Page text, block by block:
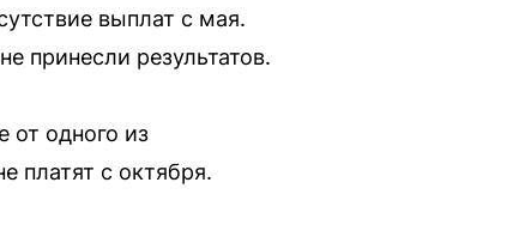
выплат с мая.
принесли результатов.
от одного из
платят с октября.